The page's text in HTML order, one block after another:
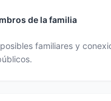
de la familia
familiares y